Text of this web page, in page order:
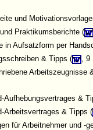
und
Praktikumsberichte (
in Aufsatzform per
& Tipps (
, 9
Arbeitszeugnisse
Aufhebungsvertrages &
Arbeitsvertrages & Tipps (
für Arbeitnehmer und -